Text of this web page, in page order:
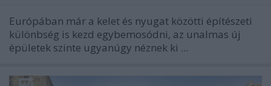
Európában már a kelet és nyugat közötti építészeti
különbség is kezd egybemosódni, az unalmas új
épületek szinte ugyanúgy néznek ki ...